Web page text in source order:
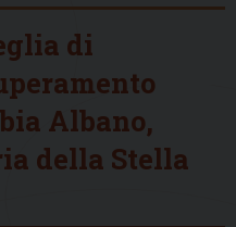
di
Albano,
della Stella